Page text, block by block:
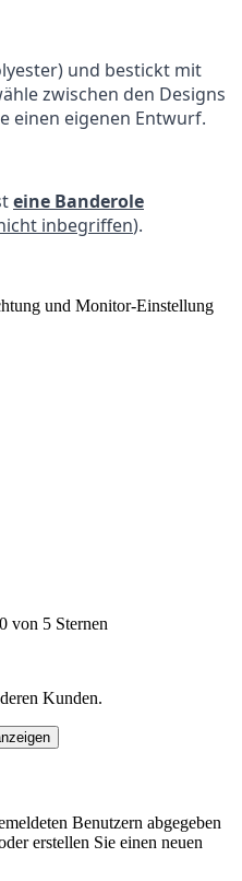
und bestickt mit
zwischen den Designs
einen eigenen Entwurf.
eine Banderole
inbegriffen).
und Monitor-Einstellung
von 5 Sternen
Kunden.
Benutzern abgegeben
erstellen Sie einen neuen